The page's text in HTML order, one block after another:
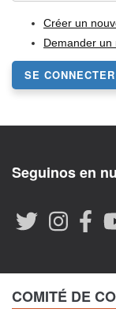
Créer un
Demander un
SE CONNECTER
Seguinos en
COMITÉ DE